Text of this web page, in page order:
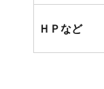
ＨＰなど